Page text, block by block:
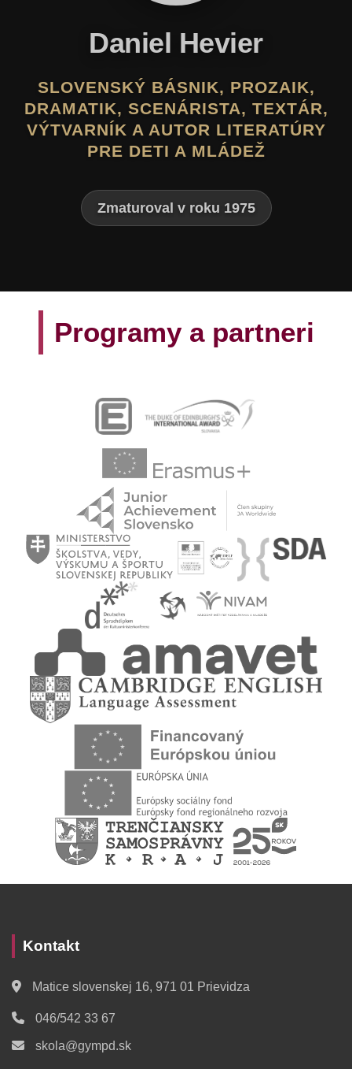
Daniel Hevier
SLOVENSKÝ BÁSNIK, PROZAIK,
DRAMATIK, SCENÁRISTA, TEXTÁR,
VÝTVARNÍK A AUTOR LITERATÚRY
PRE DETI A MLÁDEŽ
Zmaturoval v roku 1975
Programy a partneri
Kontakt
Matice slovenskej 16, 971 01 Prievidza
046/542 33 67
skola@gympd.sk